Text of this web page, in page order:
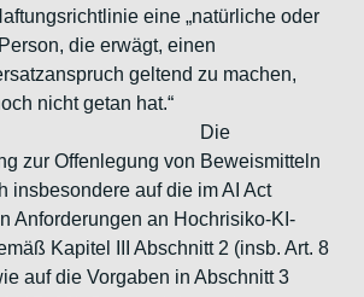
eine „natürliche oder
die erwägt, einen
geltend zu machen,
noch nicht getan hat.“
zur Offenlegung von Beweismitteln
insbesondere auf die im AI Act
Anforderungen an Hochrisiko-KI-
Kapitel III Abschnitt 2 (insb. Art. 8
auf die Vorgaben in Abschnitt 3